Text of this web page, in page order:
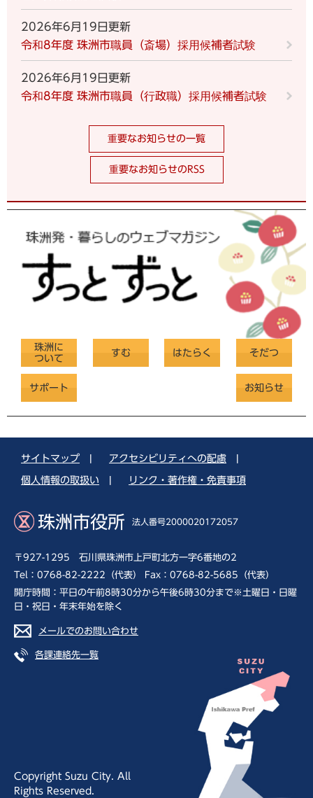
2026年6月19日更新
令和8年度 珠洲市職員（斎場）採用候補者試験
2026年6月19日更新
令和8年度 珠洲市職員（行政職）採用候補者試験
重要なお知らせの一覧
重要なお知らせのRSS
珠洲に
ついて
すむ はたらく そだつ
サポート お知らせ
サイトマップ アクセシビリティへの配慮
個人情報の取扱い リンク・著作権・免責事項
珠洲市役所 法人番号2000020172057
〒927-1295 石川県珠洲市上戸町北方一字6番地の2
Tel：0768-82-2222（代表） Fax：0768-82-5685（代表）
開庁時間：平日の午前8時30分から午後6時30分まで※土曜日・日曜
日・祝日・年末年始を除く
メールでのお問い合わせ
各課連絡先一覧
Copyright Suzu City. All
Rights Reserved.